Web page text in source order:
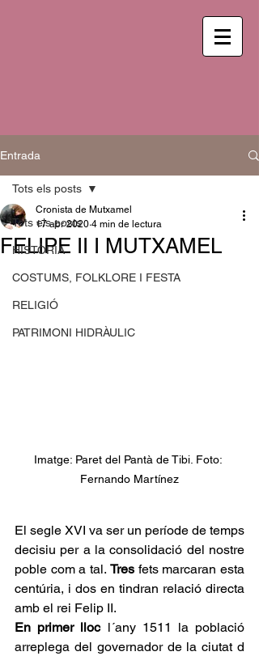
Entrada
Tots els posts
HISTÒRIA
COSTUMS, FOLKLORE I FESTA
RELIGIÓ
PATRIMONI HIDRÀULIC
Tots els posts
FELIPE II I MUTXAMEL
Cronista de Mutxamel
17 abr 2020 4 min de lectura
Imatge: Paret del Pantà de Tibi. Foto:
Fernando Martínez
El segle XVI va ser un període de temps
decisiu per a la consolidació del nostre
poble com a tal. Tres fets marcaran esta
centúria, i dos en tindran relació directa
amb el rei Felip II.
En primer lloc l´any 1511 la població
arreplega del governador de la ciutat d